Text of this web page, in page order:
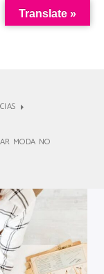
MODA NO
Translate »